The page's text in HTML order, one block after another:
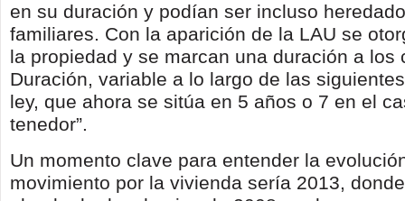
en su duración y podían ser incluso
familiares. Con la aparición de la LAU se
la propiedad y se marcan una duración a los
Duración, variable a lo largo de las
ley, que ahora se sitúa en 5 años o 7 en el
tenedor”.
Un momento clave para entender la
movimiento por la vivienda sería 2013,